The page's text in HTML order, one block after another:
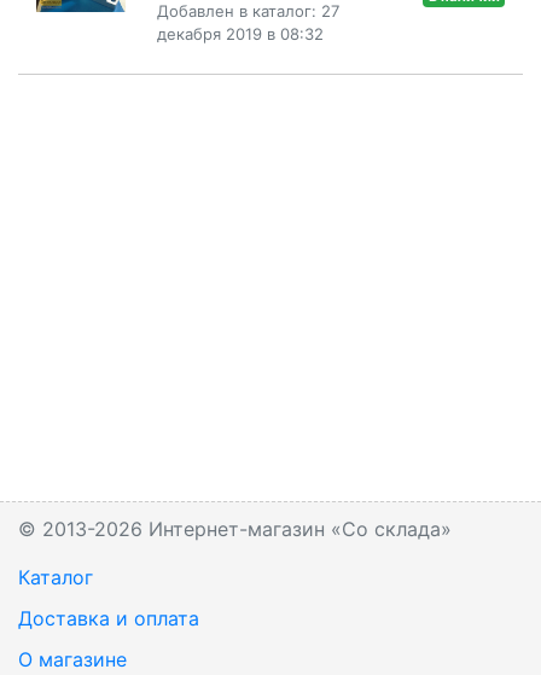
Добавлен в каталог: 27
декабря 2019 в 08:32
© 2013-2026 Интернет-магазин «Со склада»
Каталог
Доставка и оплата
О магазине